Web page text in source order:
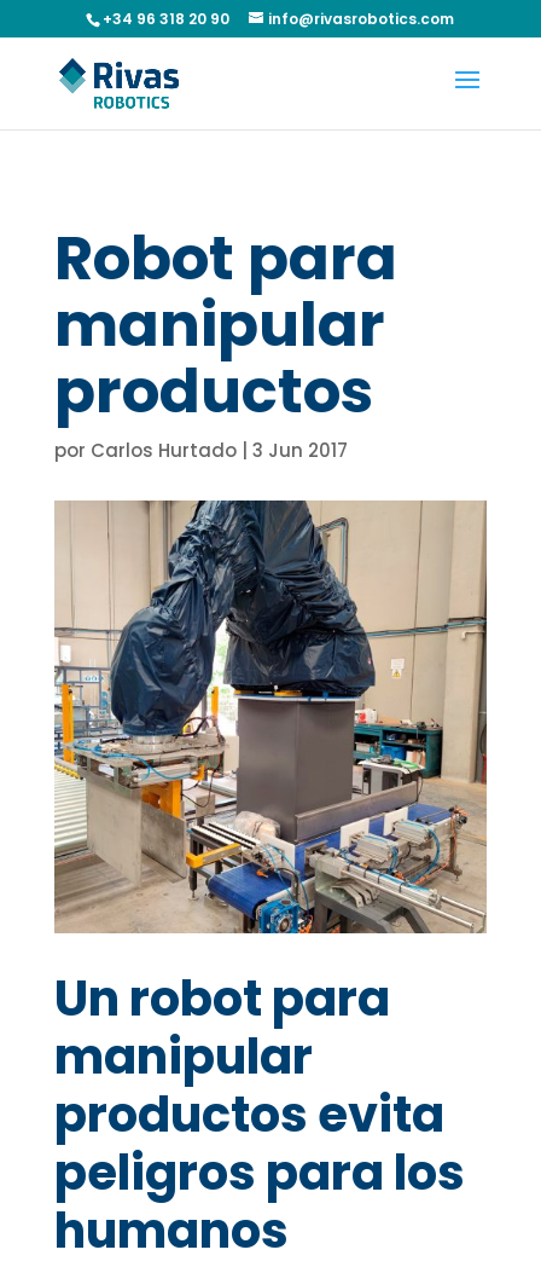
+34 96 318 20 90 info@rivasrobotics.com
Robot para
manipular
productos
por Carlos Hurtado| 3 Jun 2017
Un robot para
manipular
productos evita
peligros para los
humanos